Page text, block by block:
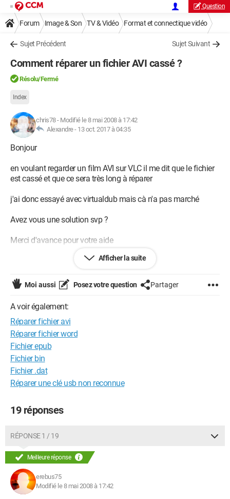
Question
Forum Image & Son TV & Vidéo Format et connectique vidéo
Sujet Précédent Sujet Suivant
Comment réparer un fichier AVI cassé ?
Résolu/Fermé
Index
chris78- Modifié le 8 mai 2008 à 17:42
Alexandre - 13 oct. 2017 à 04:35
Bonjour
en voulant regarder un film AVI sur VLC il me dit que le fichier
est cassé et que ce sera très long à réparer
j'ai donc essayé avec virtualdub mais cà n'a pas marché
Avez vous une solution svp ?
Merci d'avance pour votre aide
windows XP
Afficher la suite
Moi aussi Posez votre question Partager
A voir également:
Réparer fichier avi
Réparer fichier word
Fichier epub
Fichier bin
Fichier .dat
Réparer une clé usb non reconnue
19 réponses
RÉPONSE 1 / 19
Meilleure réponse
erebus75
Modifié le 8 mai 2008 à 17:42